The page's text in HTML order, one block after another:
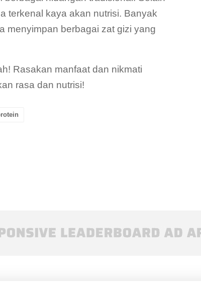
terkenal kaya akan nutrisi. Banyak
menyimpan berbagai zat gizi yang
Rasakan manfaat dan nikmati
rasa dan nutrisi!